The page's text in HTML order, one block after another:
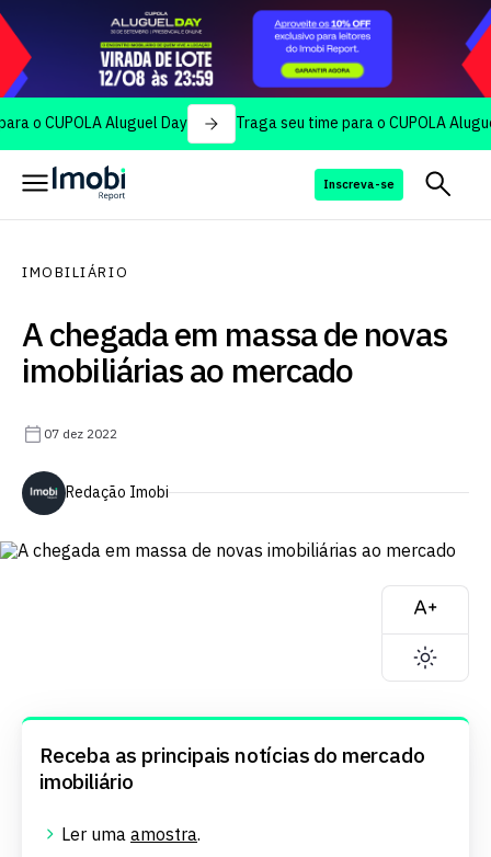
Aluguel Day Traga seu time para o CUPOLA Aluguel Day
Inscreva-se
IMOBILIÁRIO
A chegada em massa de novas
imobiliárias ao mercado
07 dez 2022
Redação Imobi
Receba as principais notícias do mercado
imobiliário
Ler uma amostra.